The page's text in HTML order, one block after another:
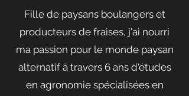
Fille de paysans boulangers et
producteurs de fraises, j'ai nourri
ma passion pour le monde paysan
alternatif à travers 6 ans d'études
en agronomie spécialisées en